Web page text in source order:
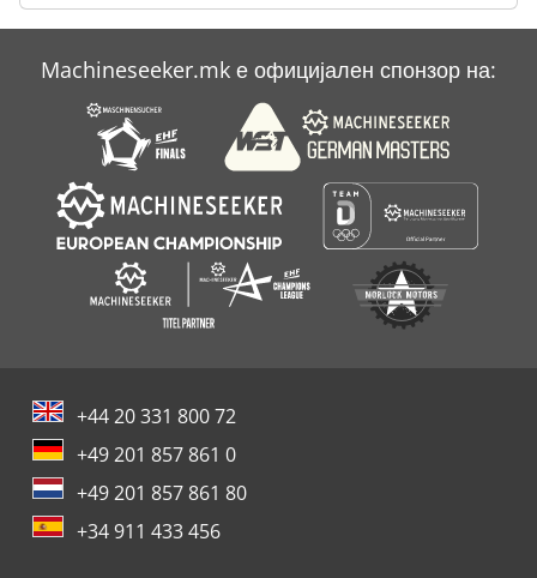
Machineseeker.mk е официјален спонзор на:
+44 20 331 800 72
+49 201 857 861 0
+49 201 857 861 80
+34 911 433 456